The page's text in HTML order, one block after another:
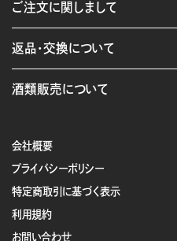
会社概要
プライバシーポリシー
特定商取引に基づく表示
利用規約
お問い合わせ
ご注文に関しまして
返品・交換について
酒類販売について